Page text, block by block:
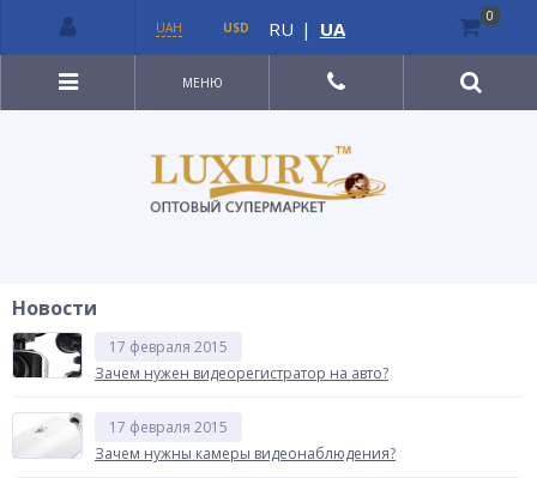
МЕНЮ
Новости
17 февраля 2015
Зачем нужен видеорегистратор на авто?
17 февраля 2015
Зачем нужны камеры видеонаблюдения?
UAH USD RU | UA
0